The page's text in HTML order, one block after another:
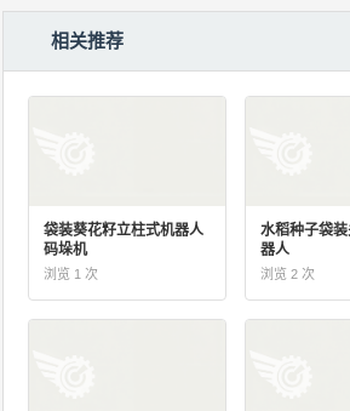
相关推荐
袋装葵花籽立柱式机器人
码垛机
浏览 1 次
水稻种子袋
器人
浏览 2 次